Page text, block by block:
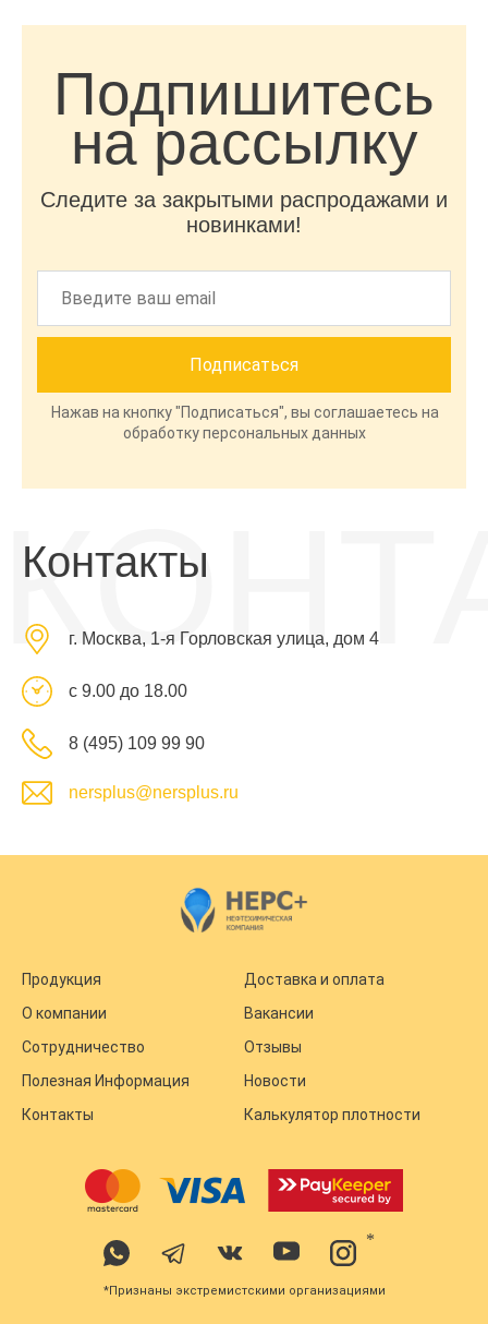
Подпишитесь
на рассылку
Следите за закрытыми распродажами и
новинками!
Нажав на кнопку "Подписаться", вы соглашаетесь на
обработку персональных данных
Контакты
г. Москва, 1-я Горловская улица, дом 4
с 9.00 до 18.00
8 (495) 109 99 90
nersplus@nersplus.ru
Продукция
Доставка и оплата
О компании
Вакансии
Сотрудничество
Отзывы
Полезная Информация
Новости
Контакты
Калькулятор плотности
*
*Признаны экстремистскими организациями